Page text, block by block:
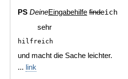
PS DeineEingabehilfe findeich
sehr
hilfreich
und macht die Sache leichter.
... link